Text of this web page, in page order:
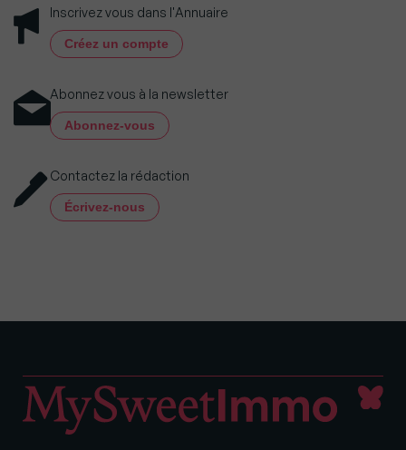
Inscrivez vous dans l'Annuaire
Créez un compte
Abonnez vous à la newsletter
Abonnez-vous
Contactez la rédaction
Écrivez-nous